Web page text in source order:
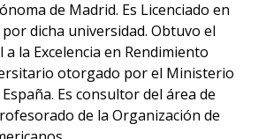
de Madrid. Es Licenciado en
dicha universidad. Obtuvo el
la Excelencia en Rendimiento
otorgado por el Ministerio
Es consultor del área de
de la Organización de